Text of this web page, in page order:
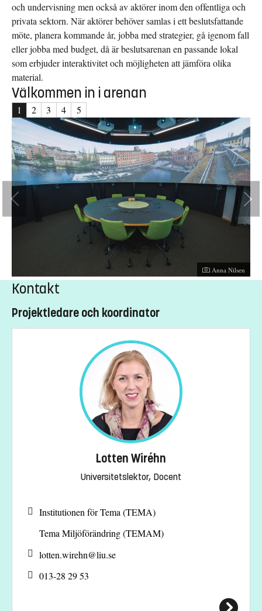
och undervisning men också av aktörer inom den offentliga och
privata sektorn. När aktörer behöver samlas i ett beslutsfattande
möte, planera kommande år, jobba med strategier, gå igenom fall
eller jobba med budget, då är beslutsarenan en passande lokal
som erbjuder interaktivitet och möjligheten att jämföra olika
material.
Välkommen in i arenan
1 2 3 4 5
Fotograf:
Anna Nilsen
Kontakt
Projektledare och koordinator
Lotten Wiréhn
Universitetslektor, Docent
Institutionen för Tema (TEMA)
Tema Miljöförändring (TEMAM)
lotten.wirehn@liu.se
013-28 29 53